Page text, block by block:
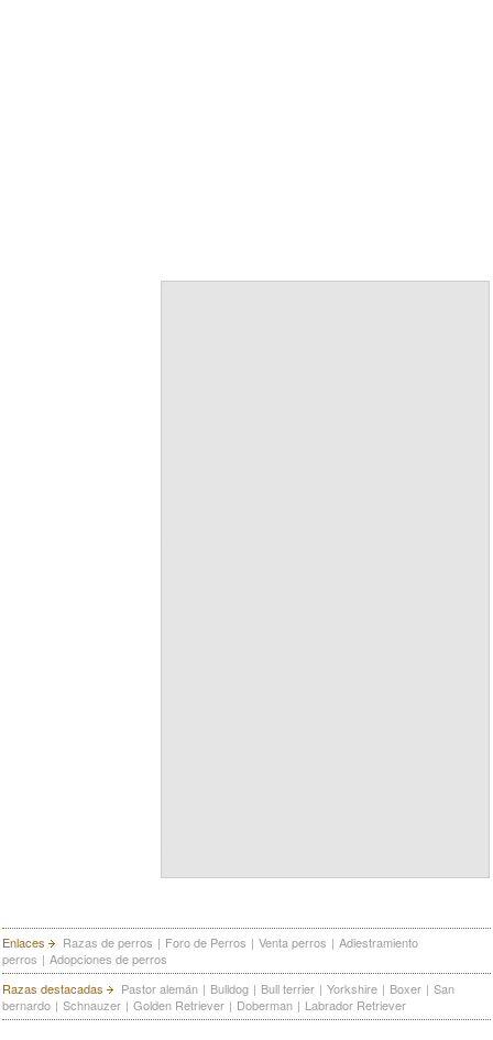
Enlaces Razas de perros | Foro de Perros | Venta perros | Adiestramiento
perros | Adopciones de perros
Razas destacadas
Pastor alemán | Bulldog | Bull terrier | Yorkshire | Boxer | San
bernardo | Schnauzer | Golden Retriever | Doberman | Labrador Retriever